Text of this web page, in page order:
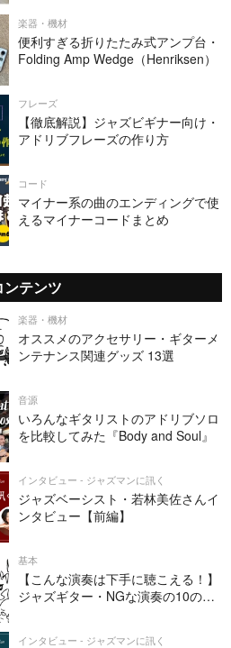
楽器・機材
便利すぎる折りたたみ式アンプ台・
Folding Amp Wedge（Henriksen）
フレーズ
【徹底解説】ジャズビギナー向け・
アドリブフレーズの作り方
コード
マイナー系の曲のエンディングで使
えるマイナーコードまとめ
ンテンツ
楽器・機材
オススメのアクセサリー・ギターメ
ンテナンス関連グッズ 13選
音源
いろんなギタリストのアドリブソロ
を比較してみた『Body and Soul』
インタビュー - ジャズマンに訊く
ジャズベーシスト・若林美佐さんイ
ンタビュー【前編】
基本
【こんな演奏は下手に聴こえる！】
ジャズギター・NGな演奏の10の条
インタビュー - ジャズマンに訊く